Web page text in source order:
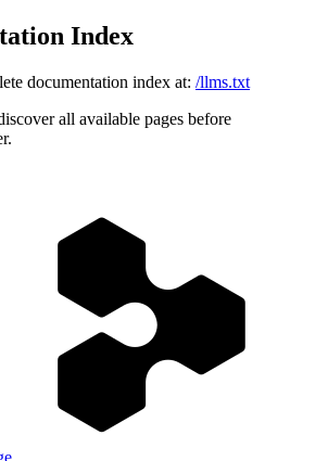
Index
documentation index at: /llms.txt
all available pages before